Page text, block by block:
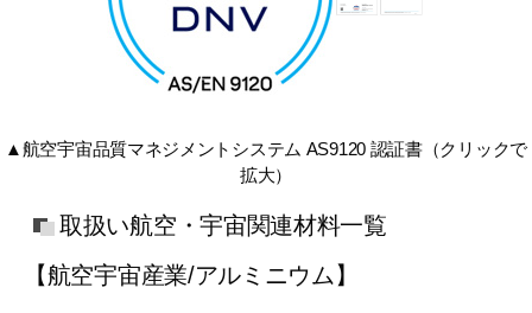
▲航空宇宙品質マネジメントシステム AS9120 認証書（クリックで
拡大）
取扱い航空・宇宙関連材料一覧
【航空宇宙産業/アルミニウム】